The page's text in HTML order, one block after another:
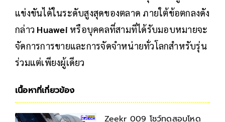
แข่งขันได้ในระดับสูงสุดของตลาด ภายใต้ข้อตกลงดัง
กล่าว Huawei หรือบุคคลที่สามที่ได้รับมอบหมายจะ
จัดการการขายและการจัดจำหน่ายทั่วโลกสำหรับรุ่น
ร่วมแต่เพียงผู้เดียว
เนื้อหาที่เกี่ยวข้อง
Zeekr 009 โชว์ทดสอบโหด